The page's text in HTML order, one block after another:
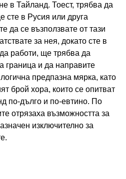
в Тайланд. Тоест, трябва да
сте в Русия или друга
да се възползвате от тази
за нея, докато сте в
работи, ще трябва да
граница и да направите
предпазна мярка, като
брой хора, които се опитват
по-дълго и по-евтино. По
отрязаха възможността за
изключително за